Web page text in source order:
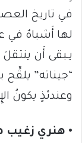
في تاريخ
لها أَشباهٌ في
يـبقى أَن ينتقلَ
“جيناته”
وعندئذٍ يكونُ
• هنري زغيب